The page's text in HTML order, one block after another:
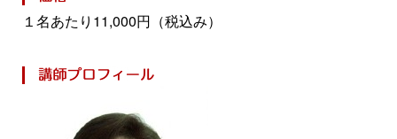
１名あたり11,000円（税込み）